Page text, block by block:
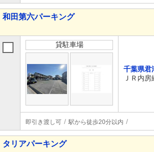
和田第六パーキング
貸駐車場
千葉県君
ＪＲ内
即引き渡し可 駅から徒歩20分以内
タリアパーキング